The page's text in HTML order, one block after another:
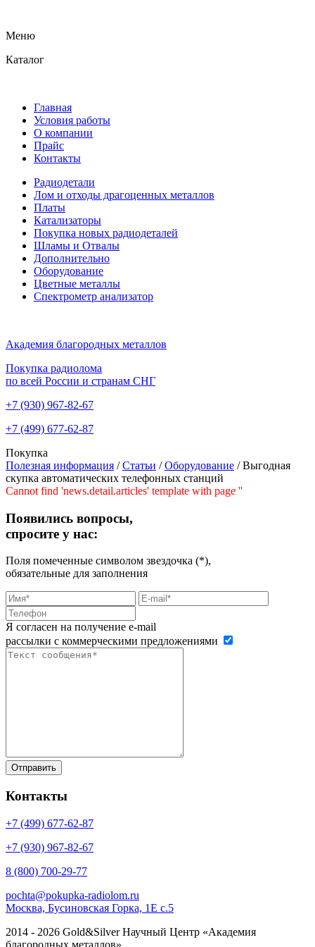
Меню
Каталог
Главная
Условия работы
О компании
Прайс
Контакты
Радиодетали
Лом и отходы драгоценных металлов
Платы
Катализаторы
Покупка новых радиодеталей
Шламы и Отвалы
Дополнительно
Оборудование
Цветные металлы
Спектрометр анализатор
Академия благородных металлов
Покупка радиолома
по всей России и странам СНГ
+7 (930) 967-82-67
+7 (499) 677-62-87
Покупка
Полезная информация / Статьи / Оборудование / Выгодная
скупка автоматических телефонных станций
Cannot find 'news.detail.articles' template with page ''
Появились вопросы,
спросите у нас:
Поля помеченные символом звездочка (*),
обязательные для заполнения
Я согласен на получение e-mail
рассылки с коммерческими предложениями
Контакты
+7 (499) 677-62-87
+7 (930) 967-82-67
8 (800) 700-29-77
pochta@pokupka-radiolom.ru
Москва, Бусиновская Горка, 1Е с.5
2014 - 2026 Gold&Silver Научный Центр «Академия
благородных металлов»